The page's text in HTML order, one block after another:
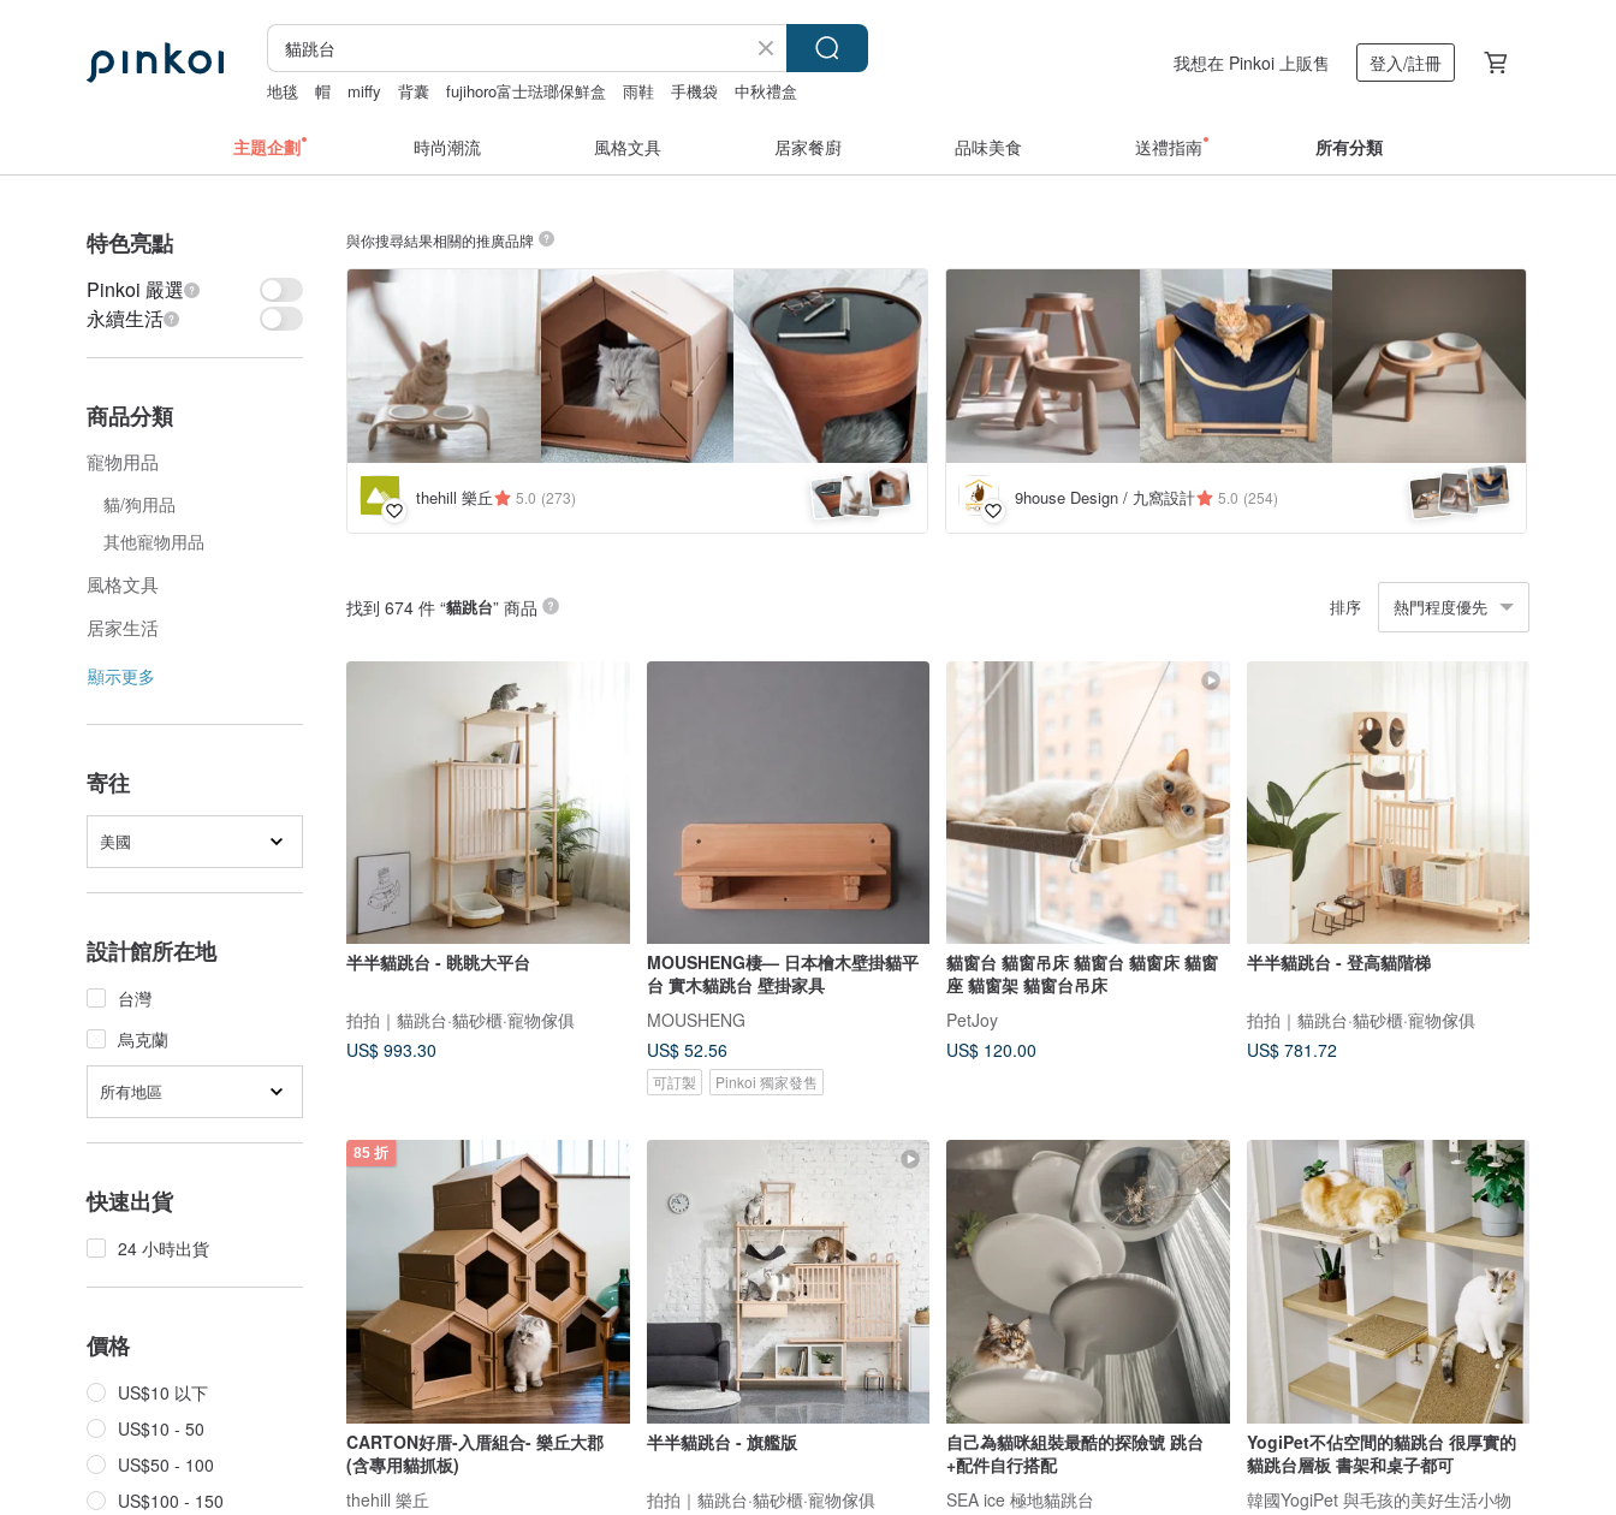
地毯 帽 miffy 背囊 fujihoro富士琺瑯保鮮盒 雨鞋 手機袋 中秋禮盒
我想在 Pinkoi 上販售 登入/註冊
主題企劃 時尚潮流 風格文具 居家餐廚 品味美食 送禮指南 所有分類
特色亮點
Pinkoi 嚴選
永續生活
商品分類
寵物用品
貓/狗用品
其他寵物用品
風格文具
居家生活
顯示更多
寄往
美國
設計館所在地
台灣
烏克蘭
所有地區
快速出貨
24 小時出貨
價格
US$10 以下
US$10 - 50
US$50 - 100
US$100 - 150
與你搜尋結果相關的推廣品牌
thehill 樂丘 5.0 (273) 9house Design / 九窩設計 5.0 (254)
找到 674 件 “貓跳台” 商品 排序 熱門程度優先
半半貓跳台 - 眺眺大平台
拍拍｜貓跳台·貓砂櫃·寵物傢俱
US$ 993.30
MOUSHENG棲— 日本檜木壁掛貓平
台 實木貓跳台 壁掛家具
MOUSHENG
US$ 52.56
可訂製 Pinkoi 獨家發售
貓窗台 貓窗吊床 貓窗台 貓窗床 貓窗
座 貓窗架 貓窗台吊床
PetJoy
US$ 120.00
半半貓跳台 - 登高貓階梯
拍拍｜貓跳台·貓砂櫃·寵物傢俱
US$ 781.72
85 折
CARTON好厝-入厝組合- 樂丘大郡
(含專用貓抓板)
thehill 樂丘
半半貓跳台 - 旗艦版
拍拍｜貓跳台·貓砂櫃·寵物傢俱
自己為貓咪組裝最酷的探險號 跳台
+配件自行搭配
SEA ice 極地貓跳台
YogiPet不佔空間的貓跳台 很厚實的
貓跳台層板 書架和桌子都可
韓國YogiPet 與毛孩的美好生活小物